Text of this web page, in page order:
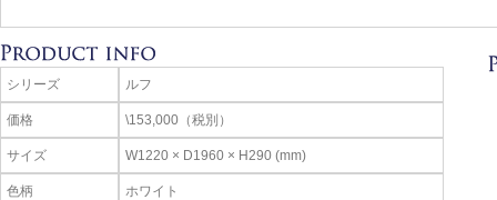
シリーズ ルフ
価格 \153,000（税別）
サイズ W1220 × D1960 × H290 (mm)
色柄 ホワイト